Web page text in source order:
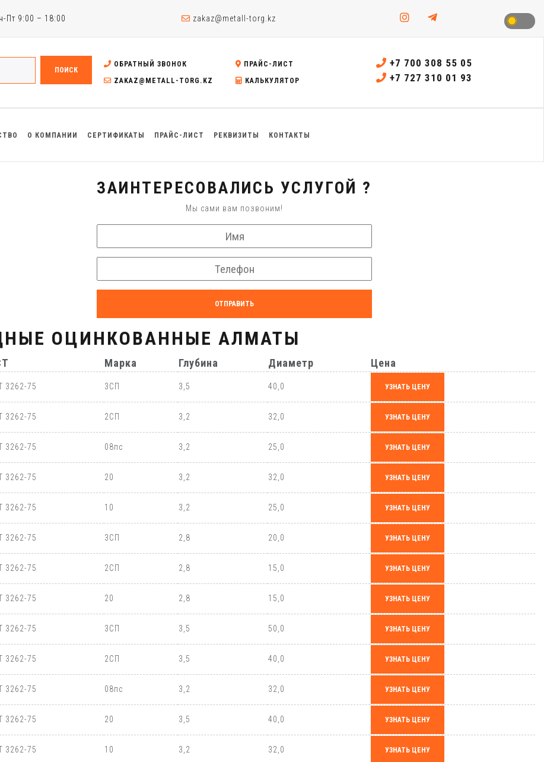
Пт 9:00 – 18:00 zakaz@metall-torg.kz
ПОИСК
ОБРАТНЫЙ ЗВОНОК
ПРАЙС-ЛИСТ
ZAKAZ@METALL-TORG.KZ
КАЛЬКУЛЯТОР
+7 700 308 55 05
+7 727 310 01 93
О КОМПАНИИ СЕРТИФИКАТЫ ПРАЙС-ЛИСТ РЕКВИЗИТЫ КОНТАКТЫ
ЗАИНТЕРЕСОВАЛИСЬ УСЛУГОЙ ?
Мы сами вам позвоним!
ОТПРАВИТЬ
ОЦИНКОВАННЫЕ АЛМАТЫ
Марка Глубина Диаметр Цена
3262-75 3СП 3,5 40,0 УЗНАТЬ ЦЕНУ
3262-75 2СП 3,2 32,0 УЗНАТЬ ЦЕНУ
3262-75 08пс 3,2 25,0 УЗНАТЬ ЦЕНУ
3262-75 20 3,2 32,0 УЗНАТЬ ЦЕНУ
3262-75 10 3,2 25,0 УЗНАТЬ ЦЕНУ
3262-75 3СП 2,8 20,0 УЗНАТЬ ЦЕНУ
3262-75 2СП 2,8 15,0 УЗНАТЬ ЦЕНУ
3262-75 20 2,8 15,0 УЗНАТЬ ЦЕНУ
3262-75 3СП 3,5 50,0 УЗНАТЬ ЦЕНУ
3262-75 2СП 3,5 40,0 УЗНАТЬ ЦЕНУ
3262-75 08пс 3,2 32,0 УЗНАТЬ ЦЕНУ
3262-75 20 3,5 40,0 УЗНАТЬ ЦЕНУ
3262-75 10 3,2 32,0 УЗНАТЬ ЦЕНУ